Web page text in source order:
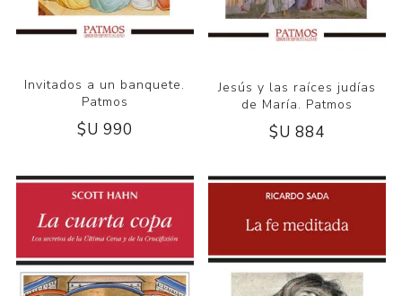
Invitados a un banquete.
Patmos
$U 990
Jesús y las raíces judías
de María. Patmos
$U 884